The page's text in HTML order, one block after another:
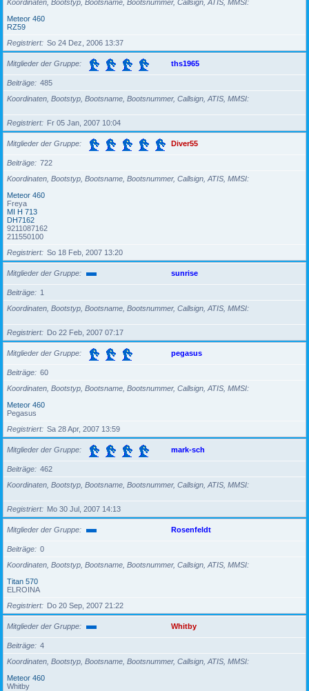
Koordinaten, Bootstyp, Bootsname, Bootsnummer, Callsign, ATIS, MMSI
Meteor 460
RZ59
Registriert
So 24 Dez, 2006 13:37
Mitglieder der Gruppe ths1965
Beiträge
485
Koordinaten, Bootstyp, Bootsname, Bootsnummer, Callsign, ATIS, MMSI
Registriert Fr 05 Jan, 2007 10:04
Mitglieder der Gruppe Diver55
Beiträge
722
Koordinaten, Bootstyp, Bootsname, Bootsnummer, Callsign, ATIS, MMSI
Meteor 460
Freya
MI H 713
DH7162
9211087162
211550100
Registriert
So 18 Feb, 2007 13:20
Mitglieder der Gruppe sunrise
Beiträge
1
Koordinaten, Bootstyp, Bootsname, Bootsnummer, Callsign, ATIS, MMSI
Registriert Do 22 Feb, 2007 07:17
Mitglieder der Gruppe pegasus
Beiträge
60
Koordinaten, Bootstyp, Bootsname, Bootsnummer, Callsign, ATIS, MMSI
Meteor 460
Pegasus
Registriert
Sa 28 Apr, 2007 13:59
Mitglieder der Gruppe mark-sch
Beiträge
462
Koordinaten, Bootstyp, Bootsname, Bootsnummer, Callsign, ATIS, MMSI
Registriert Mo 30 Jul, 2007 14:13
Mitglieder der Gruppe Rosenfeldt
Beiträge
0
Koordinaten, Bootstyp, Bootsname, Bootsnummer, Callsign, ATIS, MMSI
Titan 570
ELROINA
Registriert
Do 20 Sep, 2007 21:22
Mitglieder der Gruppe Whitby
Beiträge
4
Koordinaten, Bootstyp, Bootsname, Bootsnummer, Callsign, ATIS, MMSI
Meteor 460
Whitby